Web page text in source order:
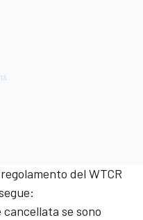
del WTCR
se sono